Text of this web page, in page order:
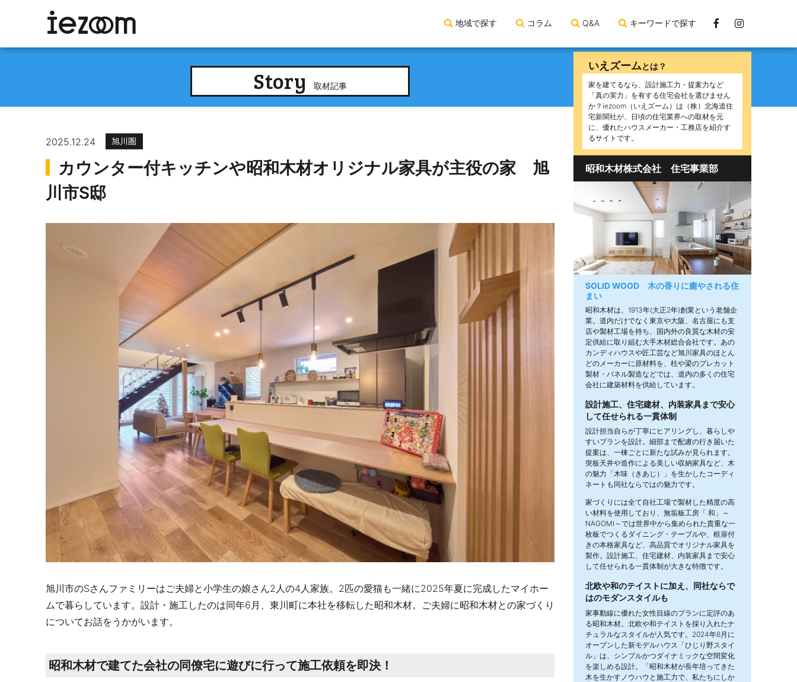
Facebook
ジ
Instagram
地域で探す コラム Q&A キーワードで探す
Story 取材記事
2025.12.24 旭川圏
カウンター付キッチンや昭和木材オリジナル家具が主役の家 旭
川市S邸
旭川市のSさんファミリーはご夫婦と小学生の娘さん2人の4人家族。2匹の愛猫も一緒に2025年夏に完成したマイホー
ムで暮らしています。設計・施工したのは同年6月、東川町に本社を移転した昭和木材。ご夫婦に昭和木材との家づくり
についてお話をうかがいます。
昭和木材で建てた会社の同僚宅に遊びに行って施工依頼を即決！
いえズームとは？
家を建てるなら、設計施工力・提案力など
「真の実力」を有する住宅会社を選びません
か？iezoom（いえズーム）は（株）北海道住
宅新聞社が、日頃の住宅業界への取材を元
に、優れたハウスメーカー・工務店を紹介す
るサイトです。
昭和木材株式会社 住宅事業部
SOLID WOOD 木の香りに癒やされる住
まい
昭和木材は、1913年(大正2年)創業という老舗企
業。道内だけでなく東京や大阪、名古屋にも支
店や製材工場を持ち、国内外の良質な木材の安
定供給に取り組む大手木材総合会社です。あの
カンディハウスや匠工芸など旭川家具のほとん
どのメーカーに原材料を、柱や梁のプレカット
製材・パネル製造などでは、道内の多くの住宅
会社に建築材料を供給しています。
設計施工、住宅建材、内装家具まで安心
して任せられる一貫体制
設計担当自らが丁寧にヒアリングし、暮らしや
すいプランを設計。細部まで配慮の行き届いた
提案は、一棟ごとに新たな試みが見られます。
突板天井や造作による美しい収納家具など、木
の魅力「木味（きあじ）」を生かしたコーディ
ネートも同社ならではの魅力です。
家づくりには全て自社工場で製材した精度の高
い材料を使用しており、無垢板工房「 和」～
NAGOMI～では世界中から集められた貴重な一
枚板でつくるダイニング・テーブルや、框扉付
きの本格家具など、高品質でオリジナル家具を
製作。設計施工、住宅建材、内装家具まで安心
して任せられる一貫体制が大きな特徴です。
北欧や和のテイストに加え、同社ならで
はのモダンスタイルも
家事動線に優れた女性目線のプランに定評のあ
る昭和木材。北欧や和テイストを採り入れたナ
チュラルなスタイルが人気です。2024年6月に
オープンした新モデルハウス「ひじり野スタイ
ル」は、シンプルかつダイナミックな空間変化
を楽しめる設計。「昭和木材が長年培ってきた
木を生かすノウハウと施工力で、私たちにしか